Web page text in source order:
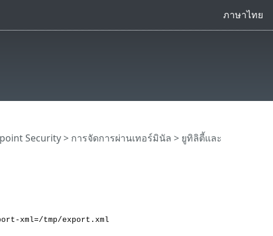
ภาษาไทย
Security> การจัดการผ่านเทอร์มินัล > ยูทิลิตี้และ
xml=/tmp/export.xml